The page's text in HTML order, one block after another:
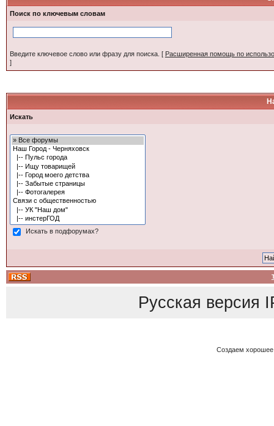
Поиск по ключевым словам
Введите ключевое слово или фразу для поиска. [ Расширенная помощь по
]
Искать
Искать в подфорумах?
Русская версия
Создаем